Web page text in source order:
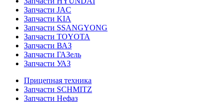
Запчасти JAC
Запчасти KIA
Запчасти SSANGYONG
Запчасти TOYOTA
Запчасти ВАЗ
Запчасти ГАЗель
Запчасти УАЗ
Прицепная техника
Запчасти SCHMITZ
Запчасти Нефаз